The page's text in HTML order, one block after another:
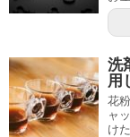
洗
用
花
ャ
けた